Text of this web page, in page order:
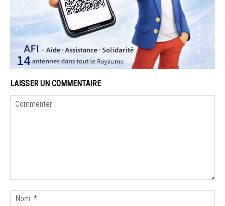
LAISSER UN COMMENTAIRE